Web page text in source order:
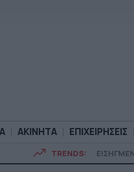
ΑΚΙΝΗΤΑ ΕΠΙΧΕΙΡΗΣΕΙΣ
TRENDS: